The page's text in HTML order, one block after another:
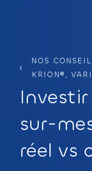
NOS
KRION®,
Investir
sur-
réel vs